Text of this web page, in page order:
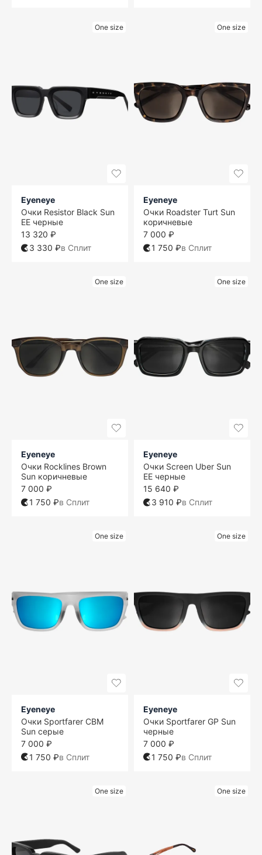
One size
Eyeneye
Очки Resistor Black Sun
EE черные
13 320 ₽
3 330 ₽в Сплит
One size
Eyeneye
Очки Roadster Turt Sun
коричневые
7 000 ₽
1 750 ₽в Сплит
One size
Eyeneye
Очки Rocklines Brown
Sun коричневые
7 000 ₽
1 750 ₽в Сплит
One size
Eyeneye
Очки Screen Uber Sun
EE черные
15 640 ₽
3 910 ₽в Сплит
One size
Eyeneye
Очки Sportfarer CBM
Sun серые
7 000 ₽
1 750 ₽в Сплит
One size
Eyeneye
Очки Sportfarer GP Sun
черные
7 000 ₽
1 750 ₽в Сплит
One size One size